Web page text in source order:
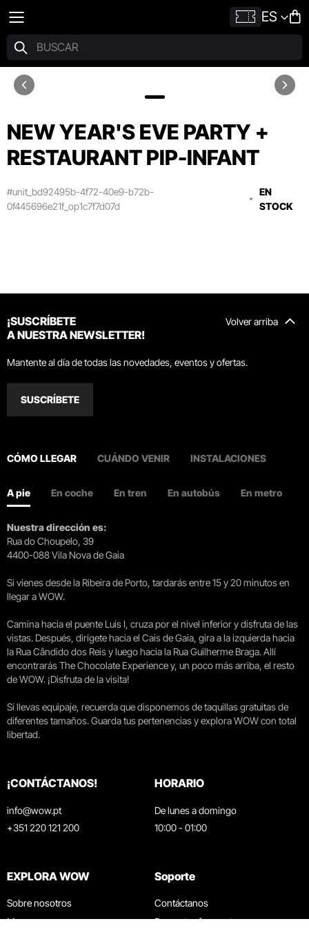
ES
NEW YEAR'S EVE PARTY +
RESTAURANT PIP-INFANT
#unit_bd92495b-4f72-40e9-b72b-
0f445696e21f_op1c7f7d07d
EN
STOCK
Volver arriba
¡SUSCRÍBETE
A NUESTRA NEWSLETTER!
Mantente al día de todas las novedades, eventos y ofertas.
SUSCRÍBETE
CÓMO LLEGAR CUÁNDO VENIR INSTALACIONES
A pie En coche En tren En autobús En metro
Nuestra dirección es:
Rua do Choupelo, 39
4400-088 Vila Nova de Gaia
Si vienes desde la Ribeira de Porto, tardarás entre 15 y 20 minutos en
llegar a WOW.
Camina hacia el puente Luís I, cruza por el nivel inferior y disfruta de las
vistas. Después, dirígete hacia el Cais de Gaia, gira a la izquierda hacia
la Rua Cândido dos Reis y luego hacia la Rua Guilherme Braga. Allí
encontrarás The Chocolate Experience y, un poco más arriba, el resto
de WOW. ¡Disfruta de la visita!
Si llevas equipaje, recuerda que disponemos de taquillas gratuitas de
diferentes tamaños. Guarda tus pertenencias y explora WOW con total
libertad.
¡CONTÁCTANOS!
info@wow.pt
+351 220 121 200
HORARIO
De lunes a domingo
10:00 - 01:00
EXPLORA WOW
Sobre nosotros
Museos
Soporte
Contáctanos
Preguntas frecuentes